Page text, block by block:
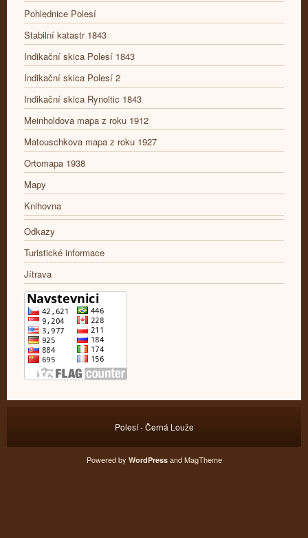
Pohlednice Polesí
Stabilní katastr 1843
Indikační skica Polesí 1843
Indikační skica Polesí 2
Indikační skica Rynoltic 1843
Meinholdova mapa z roku 1912
Matouschkova mapa z roku 1927
Ortomapa 1938
Mapy
Knihovna
Odkazy
Turistické informace
Jítrava
Polesí - Černá Louže
Powered by WordPressandMagTheme